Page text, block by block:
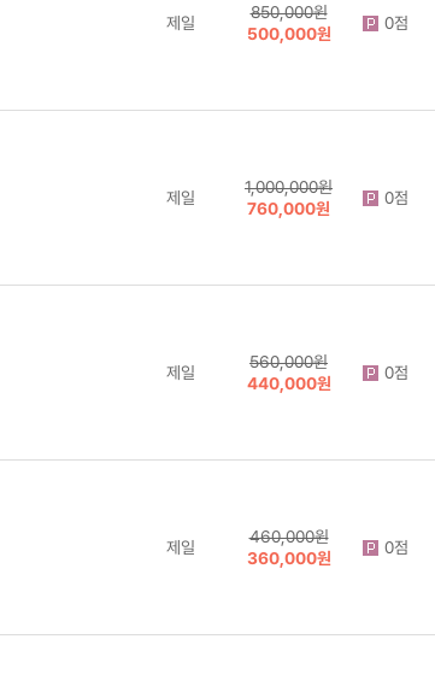
제일
850,000원
500,000원
0점
제일
1,000,000원
760,000원
0점
제일
560,000원
440,000원
0점
제일
460,000원
360,000원
0점